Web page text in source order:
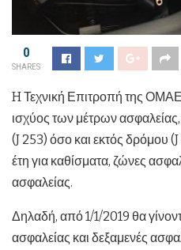
0
SHARES
H Τεχνική Επιτροπή της
ισχύος των μέτρων
(J 253) όσο και εκτός δρόμου
έτη για καθίσματα, ζώνες
ασφαλείας.
Δηλαδή, από 1/1/2019 θα
ασφαλείας και δεξαμενές